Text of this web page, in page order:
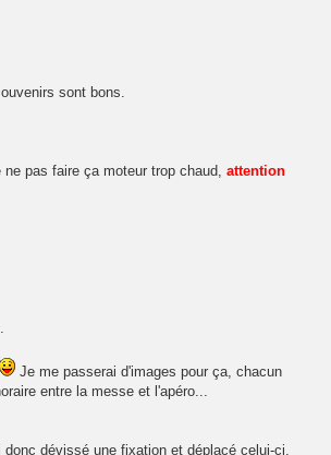
sont bons.
ne pas faire ça moteur trop chaud,attention
Je me passerai d'images pour ça, chacun
entre la messe et l'apéro...
dévissé une fixation et déplacé celui-ci.